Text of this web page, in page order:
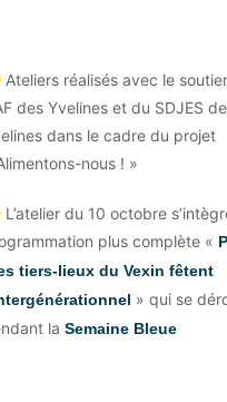
Ateliers réalisés avec le
des Yvelines et du SDJES
dans le cadre du projet
nous ! »
L’atelier du 10 octobre
plus complète «
tiers-lieux du Vexin fêtent
» qui se
la Semaine Bleue